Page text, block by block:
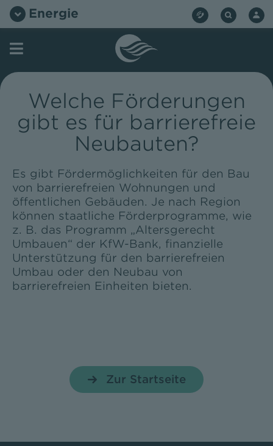
Zum
InhaltEnergie
Welche Förderungen
gibt es für barrierefreie
Neubauten?
Es gibt Fördermöglichkeiten für den Bau
von barrierefreien Wohnungen und
öffentlichen Gebäuden. Je nach Region
können staatliche Förderprogramme, wie
z. B. das Programm „Altersgerecht
Umbauen“ der KfW-Bank, finanzielle
Unterstützung für den barrierefreien
Umbau oder den Neubau von
barrierefreien Einheiten bieten.
Zur Startseite